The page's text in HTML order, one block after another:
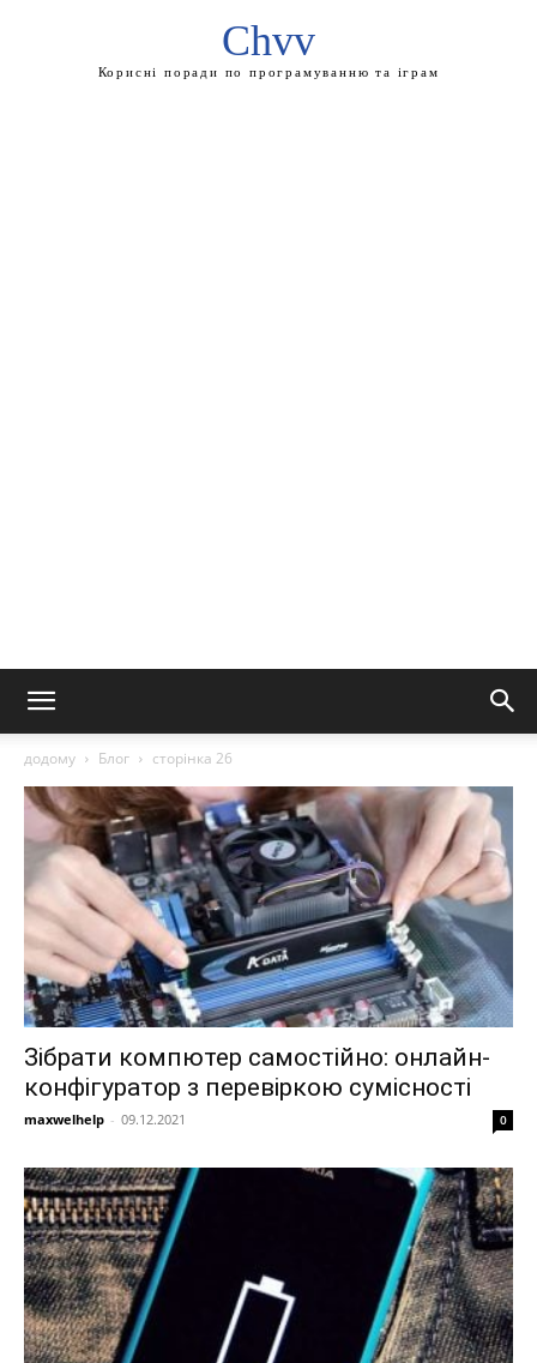
Chvv
Корисні поради по програмуванню та іграм
додому Блог сторінка 26
Зібрати компютер самостійно: онлайн-
конфігуратор з перевіркою сумісності
maxwelhelp - 09.12.2021 0